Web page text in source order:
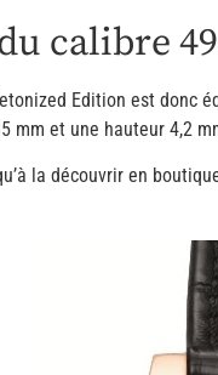
calibre
Edition est donc
mm et une hauteur 4,2
la découvrir en